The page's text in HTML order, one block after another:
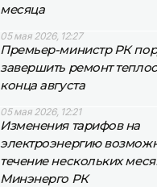
месяца
05 мая 2026, 12:27
Премьер-министр РК
завершить ремонт
конца августа
05 мая 2026, 12:21
Изменения тарифов на
электроэнергию
течение нескольких
Минэнерго РК